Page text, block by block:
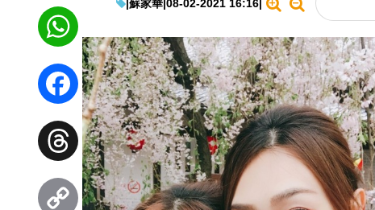
|蘇家華|08-02-2021 16:16|
WhatsApp
Facebook
Threads